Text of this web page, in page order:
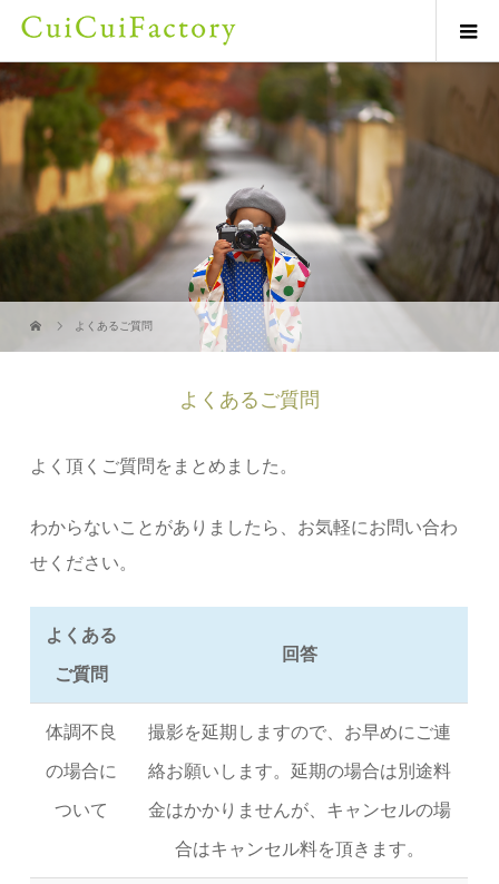
よくあるご質問
よくあるご質問
よく頂くご質問をまとめました。
わからないことがありましたら、お気軽にお問い合わ
せください。
よくある
ご質問
回答
体調不良
の場合に
ついて
撮影を延期しますので、お早めにご連
絡お願いします。延期の場合は別途料
金はかかりませんが、キャンセルの場
合はキャンセル料を頂きます。